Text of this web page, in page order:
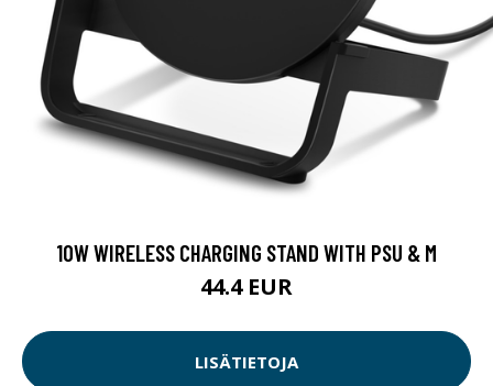
10W WIRELESS CHARGING STAND WITH PSU & M
44.4 EUR
LISÄTIETOJA